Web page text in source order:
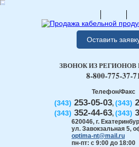
Оставить
Телефон/Факс
(343) 253-05-03, (343)
(343) 352-44-63, (343)
620046, г.
ул. Завокзальная 5,
optima-nt@mail.ru
пн-пт: с 9:00 до 18:00
ЗВОНОК ИЗ РЕГИОНОВ
8-800-775-37-